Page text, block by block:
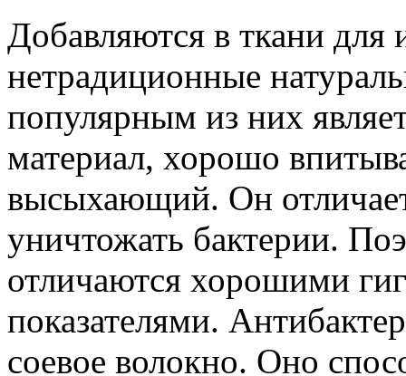
Добавляются в ткани для
нетрадиционные
популярным из них
материал, хорошо
высыхающий. Он
уничтожать бактерии.
отличаются хорошими
показателями.
соевое волокно. Оно